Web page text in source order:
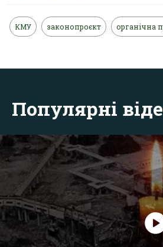
КМУ законопроєкт органічна
Популярні